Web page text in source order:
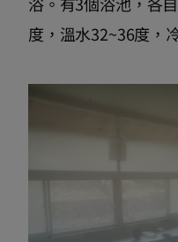
度，溫水32~36度，